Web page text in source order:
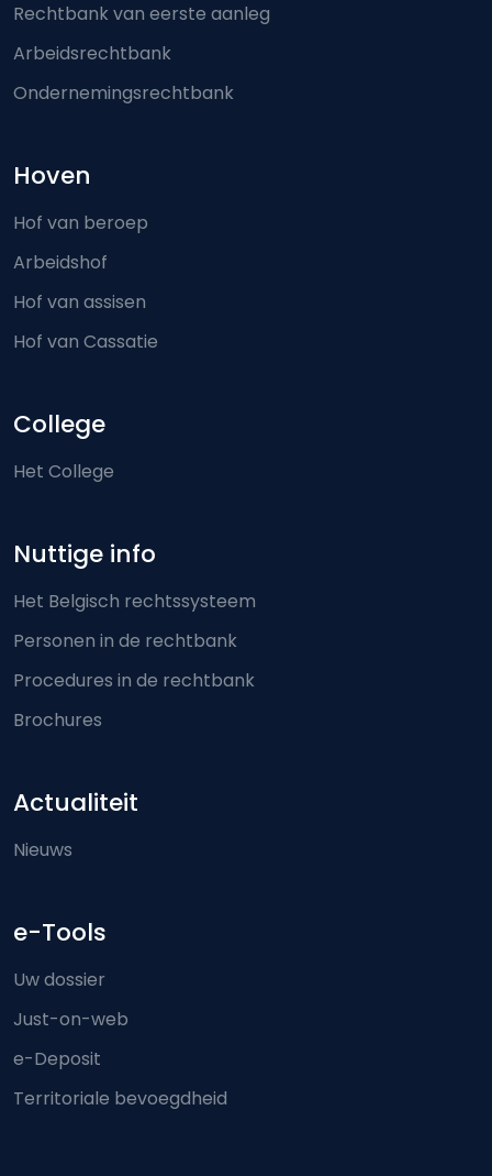
Rechtbank van eerste aanleg
Arbeidsrechtbank
Ondernemingsrechtbank
Hoven
Hof van beroep
Arbeidshof
Hof van assisen
Hof van Cassatie
College
Het College
Nuttige info
Het Belgisch rechtssysteem
Personen in de rechtbank
Procedures in de rechtbank
Brochures
Actualiteit
Nieuws
e-Tools
Uw dossier
Just-on-web
e-Deposit
Territoriale bevoegdheid